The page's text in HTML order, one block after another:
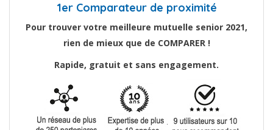
1er Comparateur de proximité
Pour trouver votre meilleure mutuelle senior 2021,
rien de mieux que de COMPARER !
Rapide, gratuit et sans engagement.